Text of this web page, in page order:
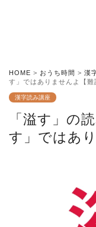
HOME > おうち時間 > 漢
す」ではありませんよ【難
漢字読み講座
「溢す」の
す」ではあ